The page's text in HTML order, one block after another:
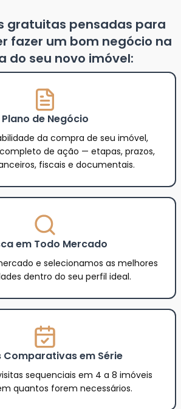
gratuitas pensadas para
fazer um bom negócio na
do seu novo imóvel:
Plano de Negócio
da compra de seu imóvel,
de ação — etapas, prazos,
fiscais e documentais.
em Todo Mercado
e selecionamos as melhores
dentro do seu perfil ideal.
Comparativas em Série
sequenciais em 4 a 8 imóveis
quantos forem necessários.